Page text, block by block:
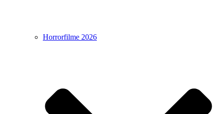
Horrorfilme 2026